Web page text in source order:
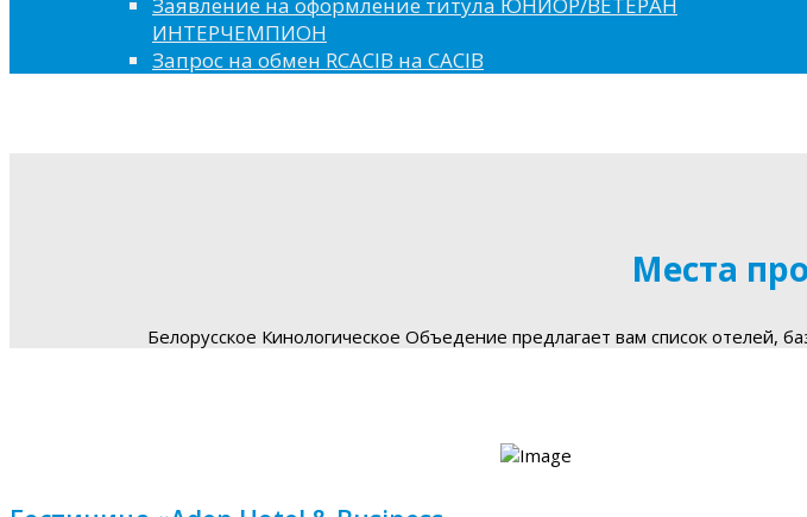
ИНТЕРЧЕМПИОН
Запрос на обмен RCACIB на CACIB
Места
Белорусское Кинологическое Объедение предлагает вам список отелей,